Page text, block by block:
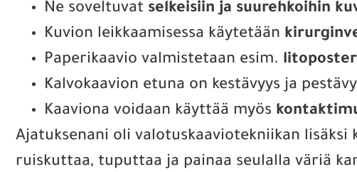
Ne soveltuvat selkeisiin ja suurehkoihin
Kuvion leikkaamisessa käytetään
Paperikaavio valmistetaan esim.
Kalvokaavion etuna on kestävyys ja
Kaaviona voidaan käyttää myös
Ajatuksenani oli valotuskaaviotekniikan
ruiskuttaa, tuputtaa ja painaa seulalla väriä